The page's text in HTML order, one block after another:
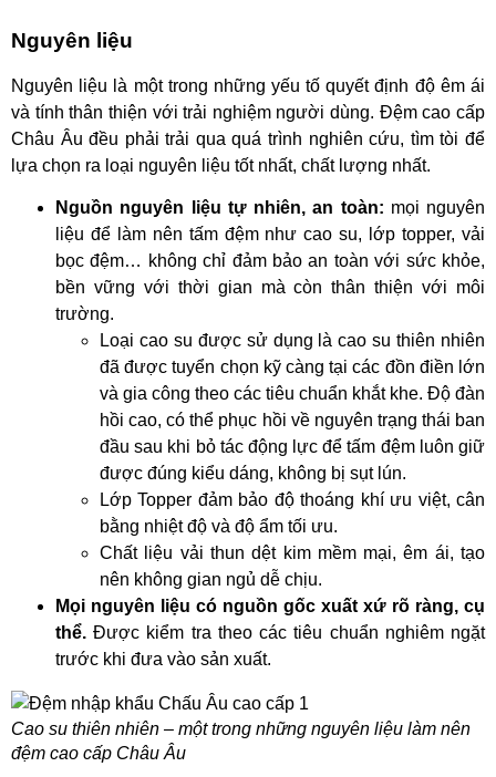
Nguyên liệu
Nguyên liệu là một trong những yếu tố quyết định độ êm ái
và tính thân thiện với trải nghiệm người dùng. Đệm cao cấp
Châu Âu đều phải trải qua quá trình nghiên cứu, tìm tòi để
lựa chọn ra loại nguyên liệu tốt nhất, chất lượng nhất.
Nguồn nguyên liệu tự nhiên, an toàn: mọi nguyên
liệu để làm nên tấm đệm như cao su, lớp topper, vải
bọc đệm… không chỉ đảm bảo an toàn với sức khỏe,
bền vững với thời gian mà còn thân thiện với môi
trường.
Loại cao su được sử dụng là cao su thiên nhiên
đã được tuyển chọn kỹ càng tại các đồn điền lớn
và gia công theo các tiêu chuẩn khắt khe. Độ đàn
hồi cao, có thể phục hồi về nguyên trạng thái ban
đầu sau khi bỏ tác động lực để tấm đệm luôn giữ
được đúng kiểu dáng, không bị sụt lún.
Lớp Topper đảm bảo độ thoáng khí ưu việt, cân
bằng nhiệt độ và độ ẩm tối ưu.
Chất liệu vải thun dệt kim mềm mại, êm ái, tạo
nên không gian ngủ dễ chịu.
Mọi nguyên liệu có nguồn gốc xuất xứ rõ ràng, cụ
thể. Được kiểm tra theo các tiêu chuẩn nghiêm ngặt
trước khi đưa vào sản xuất.
Cao su thiên nhiên – một trong những nguyên liệu làm nên
đệm cao cấp Châu Âu